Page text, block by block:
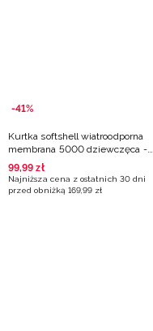
-41%
Kurtka softshell wiatroodporna
membrana 5000 dziewczęca -
multikolor
99,99 zł
Najniższa cena z ostatnich 30 dni
przed obniżką 169,99 zł